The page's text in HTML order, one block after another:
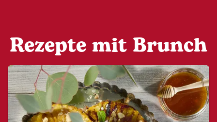
Rezepte mit Brunch